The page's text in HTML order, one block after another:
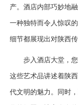
产。酒店内部巧妙地
一种独特而令人惊叹
细节都展现出对陕西
步入酒店大堂，
这些艺术品讲述着陕
代文明的魅力。同时